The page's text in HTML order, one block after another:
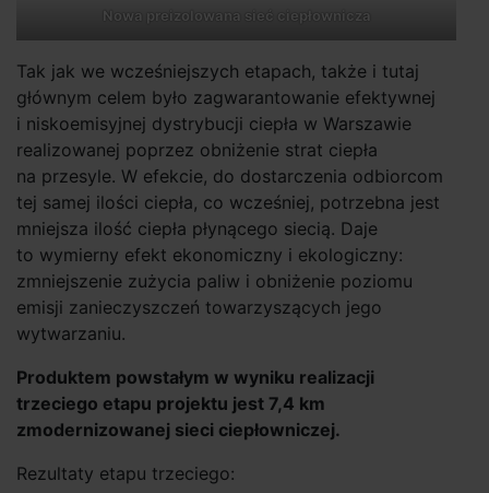
Nowa preizolowana sieć ciepłownicza
Tak jak we wcześniejszych etapach, także i tutaj
głównym celem było zagwarantowanie efektywnej
i niskoemisyjnej dystrybucji ciepła w Warszawie
realizowanej poprzez obniżenie strat ciepła
na przesyle. W efekcie, do dostarczenia odbiorcom
tej samej ilości ciepła, co wcześniej, potrzebna jest
mniejsza ilość ciepła płynącego siecią. Daje
to wymierny efekt ekonomiczny i ekologiczny:
zmniejszenie zużycia paliw i obniżenie poziomu
emisji zanieczyszczeń towarzyszących jego
wytwarzaniu.
Produktem powstałym w wyniku realizacji
trzeciego etapu projektu jest 7,4 km
zmodernizowanej sieci ciepłowniczej.
Rezultaty etapu trzeciego: